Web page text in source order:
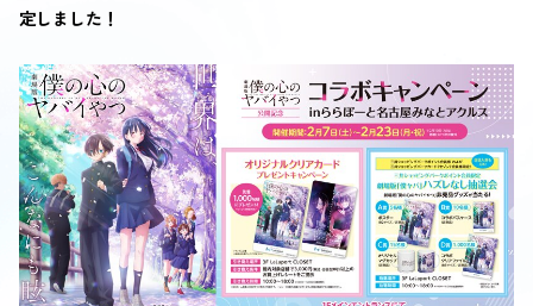
定しました！